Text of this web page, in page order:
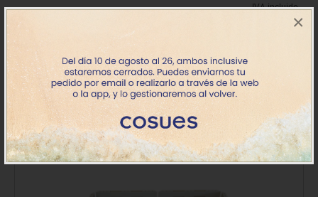
×
IVA incluido
Comprado conjuntamente